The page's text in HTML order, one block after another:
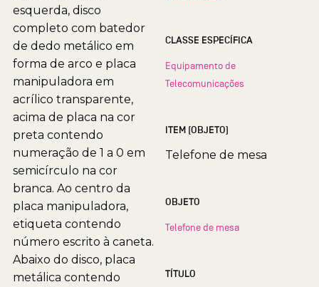
esquerda, disco
completo com batedor
de dedo metálico em
forma de arco e placa
manipuladora em
acrílico transparente,
acima de placa na cor
preta contendo
numeração de 1 a 0 em
semicírculo na cor
branca. Ao centro da
placa manipuladora,
etiqueta contendo
número escrito à caneta.
Abaixo do disco, placa
metálica contendo
CLASSE ESPECÍFICA
Equipamento de
Telecomunicações
ITEM (OBJETO)
Telefone de mesa
OBJETO
Telefone de mesa
TÍTULO